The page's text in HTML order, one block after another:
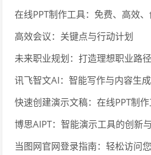
在线PPT制作工具：免费、高效
高效会议：关键点与行动计划
未来职业规划：打造理想职业路径
讯飞智文AI：智能写作与内容生
快速创建演示文稿：在线PPT制
博思AIPT：智能演示工具的创新
当图网官网登录指南：轻松访问